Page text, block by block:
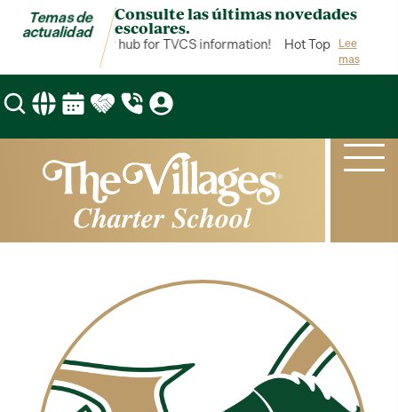
Temas de
actualidad
Consulte las últimas novedades
escolares.
Hot Topics is your hub for TVCS information! Hot Topics is your
Lee
mas